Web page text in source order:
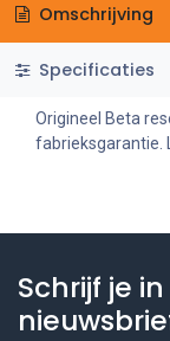
Omschrijving
Specificaties
Origineel Beta
fabrieksgarantie.
Schrijf je